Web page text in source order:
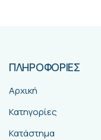
ΠΛΗΡΟΦΟΡΙΕΣ
Αρχική
Κατηγορίες
Κατάστημα